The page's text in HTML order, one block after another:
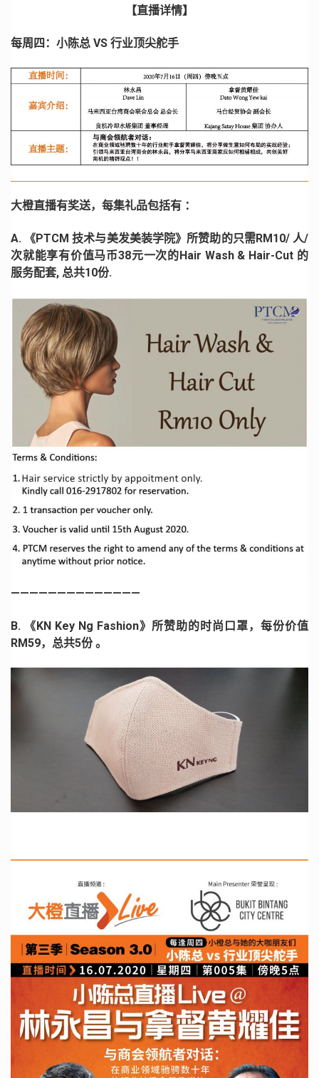
【直播详情】
每周四：小陈总 VS 行业顶尖舵手
大橙直播有奖送， 每集礼品包括有 ：
A. 《PTCM 技术与美发美装学院》所赞助的只需RM10/ 人/
次就能享有价值马币38元一次的Hair Wash & Hair-Cut 的
服务配套, 总共10份.
——————————————
B. 《KN Key Ng Fashion》所赞助的时尚口罩，每份价值
RM59，总共5份 。